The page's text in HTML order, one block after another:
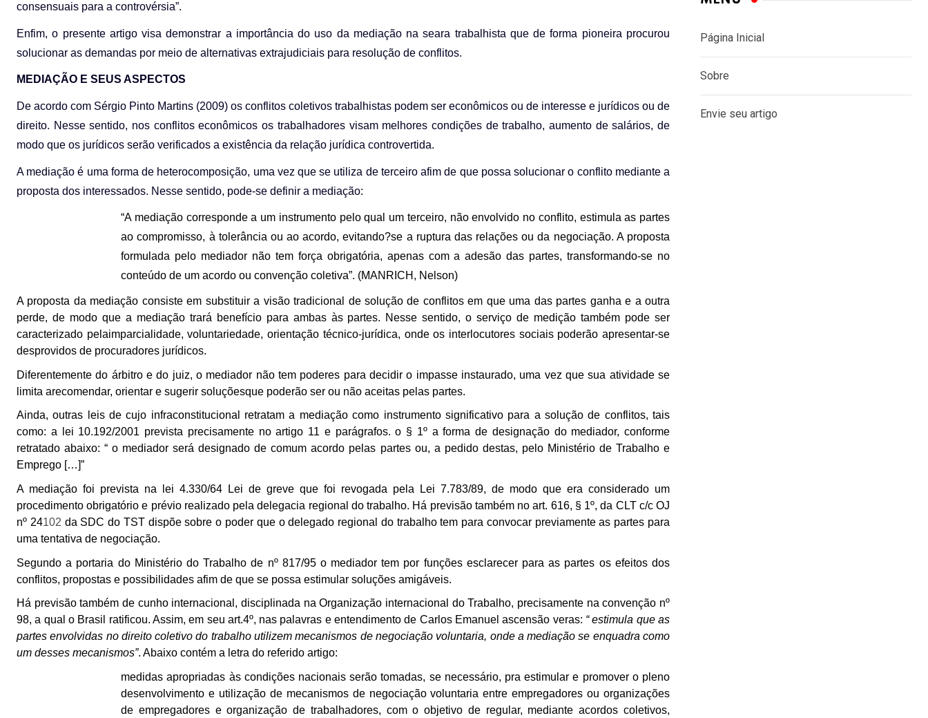
consensuais para a controvérsia”.
Enfim, o presente artigo visa demonstrar a importância do uso da mediação na seara trabalhista que de forma pioneira procurou
solucionar as demandas por meio de alternativas extrajudiciais para resolução de conflitos.
MEDIAÇÃO E SEUS ASPECTOS
De acordo com Sérgio Pinto Martins (2009) os conflitos coletivos trabalhistas podem ser econômicos ou de interesse e jurídicos ou de
direito. Nesse sentido, nos conflitos econômicos os trabalhadores visam melhores condições de trabalho, aumento de salários, de
modo que os jurídicos serão verificados a existência da relação jurídica controvertida.
A mediação é uma forma de heterocomposição, uma vez que se utiliza de terceiro afim de que possa solucionar o conflito mediante a
proposta dos interessados. Nesse sentido, pode-se definir a mediação:
“A mediação corresponde a um instrumento pelo qual um terceiro, não envolvido no conflito, estimula as partes
ao compromisso, à tolerância ou ao acordo, evitando?se a ruptura das relações ou da negociação. A proposta
formulada pelo mediador não tem força obrigatória, apenas com a adesão das partes, transformando-se no
conteúdo de um acordo ou convenção coletiva”. (MANRICH, Nelson)
A proposta da mediação consiste em substituir a visão tradicional de solução de conflitos em que uma das partes ganha e a outra
perde, de modo que a mediação trará benefício para ambas às partes. Nesse sentido,o serviço de medição também pode ser
caracterizado pelaimparcialidade, voluntariedade, orientação técnico-jurídica, onde os interlocutores sociais poderão apresentar-se
desprovidos de procuradores jurídicos.
Diferentemente do árbitro e do juiz, o mediador não tem poderes para decidir o impasse instaurado, uma vez que sua atividade se
limita arecomendar, orientar e sugerir soluçõesque poderão ser ou não aceitas pelas partes.
Ainda, outras leis de cujo infraconstitucional retratam a mediação como instrumento significativo para a solução de conflitos, tais
como: a lei 10.192/2001 prevista precisamente no artigo 11 e parágrafos. o § 1º a forma de designação do mediador, conforme
retratado abaixo: “ o mediador será designado de comum acordo pelas partes ou, a pedido destas, pelo Ministério de Trabalho e
Emprego […]”
A mediação foi prevista na lei 4.330/64 Lei de greve que foi revogada pela Lei 7.783/89, de modo que era considerado um
procedimento obrigatório e prévio realizado pela delegacia regional do trabalho. Há previsão também noart. 616, § 1º, da CLT c/c OJ
nº 24102 da SDC do TST dispõe sobre o poder que o delegado regional do trabalho tem para convocar previamente as partes para
uma tentativa de negociação.
Segundo a portaria do Ministério do Trabalho de nº 817/95 o mediador tem por funções esclarecer para as partes os efeitos dos
conflitos, propostas e possibilidades afim de que se possa estimular soluções amigáveis.
Há previsão também de cunho internacional, disciplinada na Organização internacional do Trabalho, precisamente na convenção nº
98, a qual o Brasil ratificou. Assim, em seu art.4º, nas palavras e entendimento de Carlos Emanuel ascensão veras: “ estimula que as
partes envolvidas no direito coletivo do trabalho utilizem mecanismos de negociação voluntaria, onde a mediação se enquadra como
um desses mecanismos”. Abaixo contém a letra do referido artigo:
medidas apropriadas às condições nacionais serão tomadas, se necessário, pra estimular e promover o pleno
desenvolvimento e utilização de mecanismos de negociação voluntaria entre empregadores ou organizações
de empregadores e organização de trabalhadores, com o objetivo de regular, mediante acordos coletivos,